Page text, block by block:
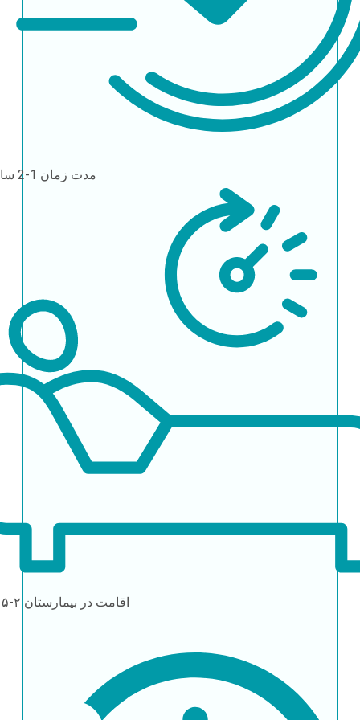
مدت زمان 1-2 ساعت
اقامت در بیمارستان ۲-۵ روز